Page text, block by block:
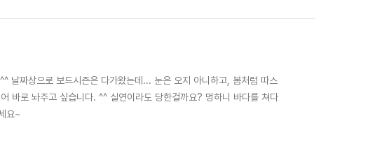
짜상으로 보드시즌은 다가왔는데... 눈은 오지 아니하고, 봄처럼 따스
바로 놔주고 싶습니다. ^^ 실연이라도 당한걸까요? 멍하니 바다를 쳐다
요~